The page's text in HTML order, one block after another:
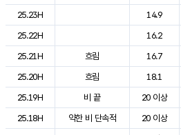
25.23H
14.9
25.22H
16.2
25.21H
흐림 16.7
25.20H
흐림 18.1
25.19H
비 끝 20 이상
25.18H
약한 비 단속적 20 이상